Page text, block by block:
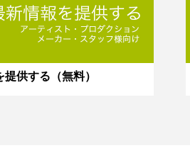
供する（無料）